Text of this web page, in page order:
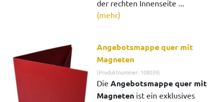
der rechten Innenseite ...
(mehr)
Angebotsmappe quer mit
Magneten
(Produktnummer: 108039)
DieAngebotsmappe quer mit
Magneten ist ein exklusives